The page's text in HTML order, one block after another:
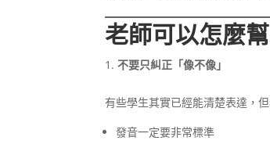
老師可以怎麼
不要只糾正「像不像」
有些學生其實已經能清楚表達，
發音一定要非常標準